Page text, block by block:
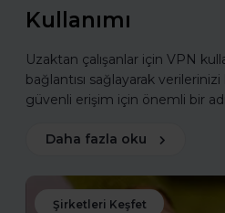
Kullanımı
Uzaktan çalışanlar için VPN
bağlantısı sağlayarak
güvenli erişim için önemli bir
Daha fazla oku
Şirketleri Keşfet